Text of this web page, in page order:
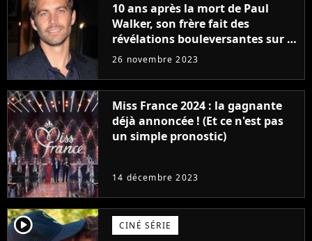
10 ans après la mort de Paul
Walker, son frère fait des
révélations bouleversantes sur la
réaction des acteurs de Fast and
26 novembre 2023
Miss France 2024 : la gagnante
déjà annoncée ! (Et ce n'est pas
un simple pronostic)
14 décembre 2023
player2 CINÉ SÉRIE